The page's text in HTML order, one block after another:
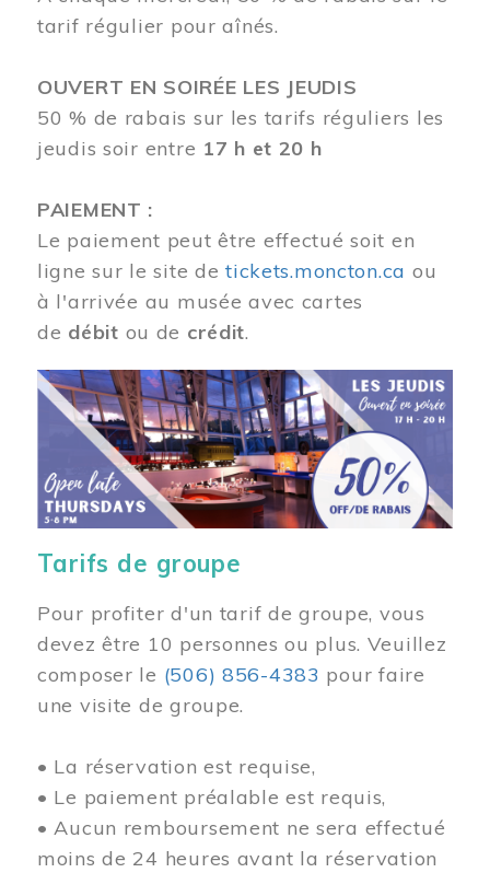
tarif régulier pour aînés.
OUVERT EN SOIRÉE LES JEUDIS
50 % de rabais sur les tarifs réguliers les
jeudis soir entre 17 h et 20 h
PAIEMENT :
Le paiement peut être effectué soit en
ligne sur le site detickets.moncton.ca ou
à l'arrivée au musée avec cartes
de débit ou de crédit.
Image
Tarifs de groupe
Pour profiter d'un tarif de groupe, vous
devez être 10 personnes ou plus. Veuillez
composer le (506) 856-4383 pour faire
une visite de groupe.
• La réservation est requise,
• Le paiement préalable est requis,
• Aucun remboursement ne sera effectué
moins de 24 heures avant la réservation